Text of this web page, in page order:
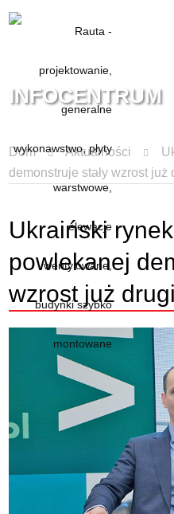
INFOCENTRUM
Dom Aktualności
demonstruje stały wzrost już
Ukraiński
powlekanej
wzrost już